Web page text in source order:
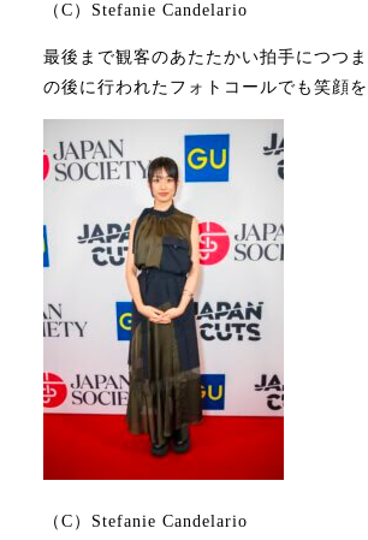
（C）Stefanie Candelario
最後まで観客のあたたかい拍手につつ
の後に行われたフォトコールでも笑顔を
（C）Stefanie Candelario